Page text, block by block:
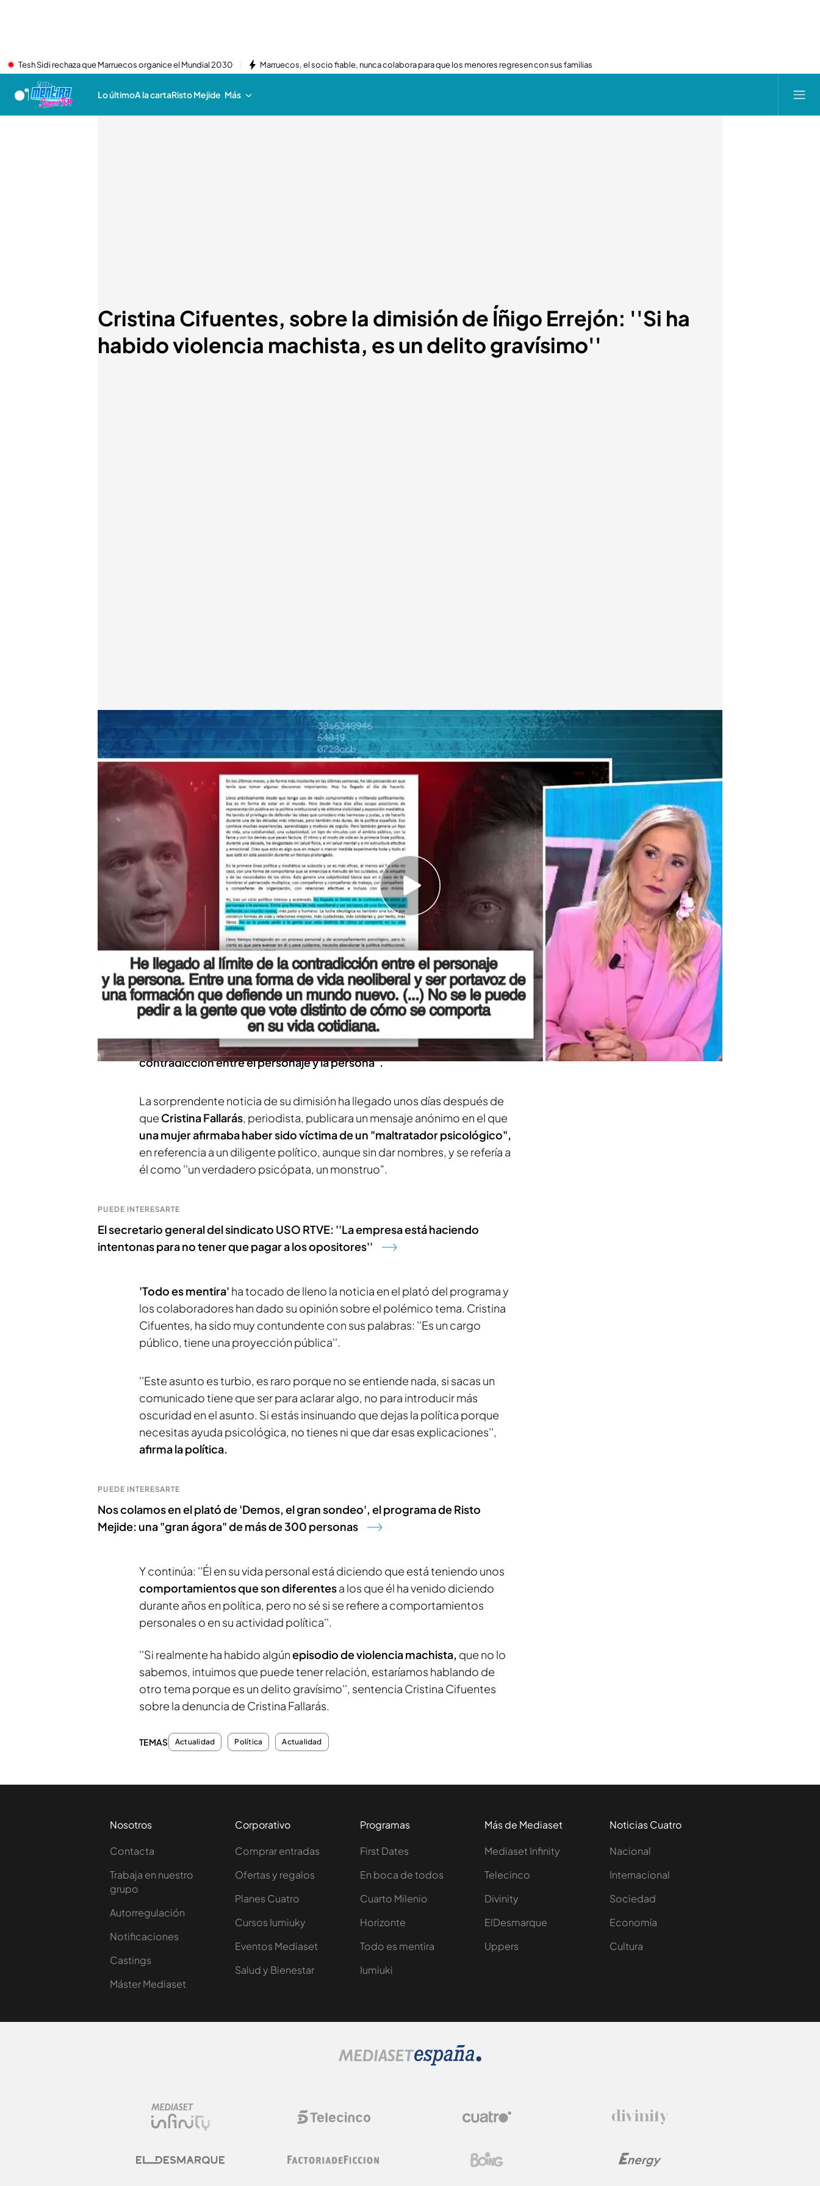
Tesh Sidi rechaza que Marruecos organice el Mundial 2030 Marruecos, el socio fiable, nunca colabora para que los menores regresen con sus familias
Lo últimoA la cartaRisto Mejide Más
Cristina Cifuentes, sobre la dimisión de Íñigo Errejón: ''Si ha
habido violencia machista, es un delito gravísimo''
Todo es mentira
24 OCT 2024 - 16:16h.
Íñigo Errejón anunciaba este mismo jueves su dimisión de todos sus
cargos
Cristina Cifuentes y Pilar Rahola han opinado sobre la delicada
situación
Íñigo Errejón reacciona a la acusación de "matonismo" de Javier
Chicote: "Me parece una falta de respeto"
Compartir
ÍñigoErrejón, portavoz de Sumar en el Congreso, ha anunciado este
jueves su dimisión de todos sus cargos y por ende, el abandono de la
política. El político lo ha hecho a través de un comunicado publicado en
sus redes sociales con el que afirmaba haber"llegado al límite de la
contradicción entre el personaje y la persona".
La sorprendente noticia de su dimisión ha llegado unos días después de
que Cristina Fallarás, periodista, publicara un mensaje anónimo en el que
una mujer afirmaba haber sido víctima de un "maltratador psicológico",
en referencia a un diligente político, aunque sin dar nombres, y se refería a
él como ''un verdadero psicópata, un monstruo".
PUEDE INTERESARTE
El secretario general del sindicato USO RTVE: ''La empresa está haciendo
intentonas para no tener que pagar a los opositores''
'Todo es mentira' ha tocado de lleno la noticia en el plató del programa y
los colaboradores han dado su opinión sobre el polémico tema. Cristina
Cifuentes, ha sido muy contundente con sus palabras: ''Es un cargo
público, tiene una proyección pública''.
''Este asunto es turbio, es raro porque no se entiende nada, si sacas un
comunicado tiene que ser para aclarar algo, no para introducir más
oscuridad en el asunto. Si estás insinuando que dejas la política porque
necesitas ayuda psicológica, no tienes ni que dar esas explicaciones'',
afirma la política.
PUEDE INTERESARTE
Nos colamos en el plató de 'Demos, el gran sondeo', el programa de Risto
Mejide: una "gran ágora" de más de 300 personas
Y continúa: ''Él en su vida personal está diciendo que está teniendo unos
comportamientos que son diferentesa los que él ha venido diciendo
durante años en política, pero no sé si se refiere a comportamientos
personales o en su actividad política''.
''Si realmente ha habido algúnepisodio de violencia machista, que no lo
sabemos, intuimos que puede tener relación, estaríamos hablando de
otro tema porque es un delito gravísimo'', sentencia Cristina Cifuentes
sobre la denuncia de Cristina Fallarás.
TEMAS Actualidad Política Actualidad
Nosotros
Contacta
Trabaja en nuestro
grupo
Autorregulación
Notificaciones
Castings
Máster Mediaset
Corporativo
Comprar entradas
Ofertas y regalos
Planes Cuatro
Cursos Iumiuky
Eventos Mediaset
Salud y Bienestar
Programas
First Dates
En boca de todos
Cuarto Milenio
Horizonte
Todo es mentira
Iumiuki
Más de Mediaset
Mediaset Infinity
Telecinco
Divinity
ElDesmarque
Uppers
Noticias Cuatro
Nacional
Internacional
Sociedad
Economía
Cultura